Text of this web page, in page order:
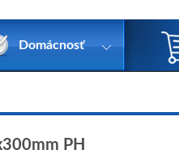
PH
Domácnosť